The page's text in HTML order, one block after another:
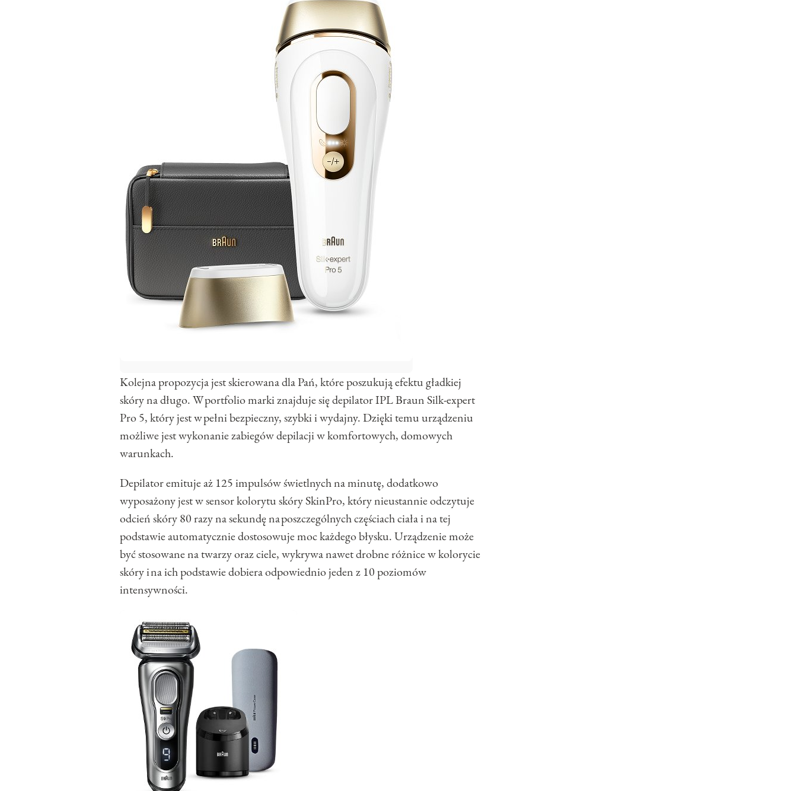
Kolejna propozycja jest skierowana dla Pań, które poszukują efektu gładkiej
skóry na długo. W portfolio marki znajduje się depilator IPL Braun Silk-expert
Pro 5, który jest w pełni bezpieczny, szybki i wydajny. Dzięki temu urządzeniu
możliwe jest wykonanie zabiegów depilacji w komfortowych, domowych
warunkach.
Depilator emituje aż 125 impulsów świetlnych na minutę, dodatkowo
wyposażony jest w sensor kolorytu skóry SkinPro, który nieustannie odczytuje
odcień skóry 80 razy na sekundę na poszczególnych częściach ciała i na tej
podstawie automatycznie dostosowuje moc każdego błysku. Urządzenie może
być stosowane na twarzy oraz ciele, wykrywa nawet drobne różnice w kolorycie
skóry i na ich podstawie dobiera odpowiednio jeden z 10 poziomów
intensywności.